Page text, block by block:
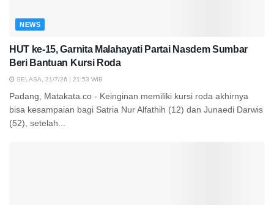
NEWS
HUT ke-15, Garnita Malahayati Partai Nasdem Sumbar
Beri Bantuan Kursi Roda
SELASA, 21/7/26 | 21:53 WIB
Padang, Matakata.co - Keinginan memiliki kursi roda akhirnya
bisa kesampaian bagi Satria Nur Alfathih (12) dan Junaedi Darwis
(52), setelah...